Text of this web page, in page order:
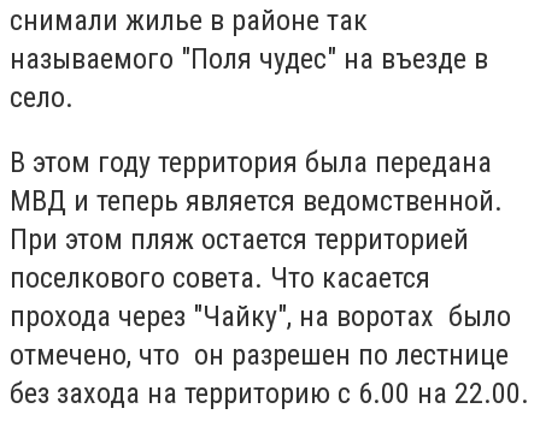
снимали жилье в районе так
называемого "Поля чудес" на въезде в
село.
В этом году территория была передана
МВД и теперь является ведомственной.
При этом пляж остается территорией
поселкового совета. Что касается
прохода через "Чайку", на воротах было
отмечено, что он разрешен по лестнице
без захода на территорию с 6.00 на 22.00.